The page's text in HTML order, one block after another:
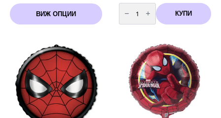
ВИЖ ОПЦИИ
This
product
has
options
may
be
chosen
on
the
product
количество
за
Хартиени
сламки
пакет/
КУПИ